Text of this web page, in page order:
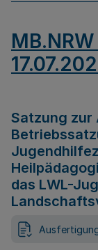
Satzung zur
das LWL-